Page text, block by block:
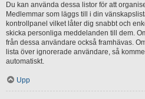
Du kan använda dessa listor för att
Medlemmar som läggs till i din
kontrollpanel vilket låter dig snabbt och
skicka personliga meddelanden till dem.
från dessa användare också framhävas.
lista över ignorerade användare, så
automatiskt.
Upp